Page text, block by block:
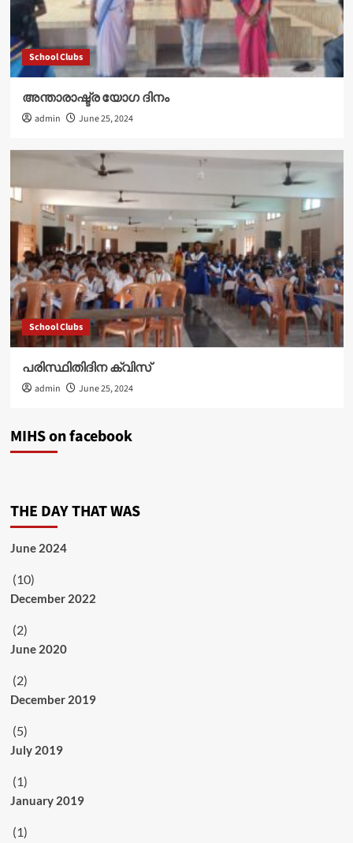
School Clubs
അന്താരാഷ്ട്ര യോഗ ദിനം
admin June 25, 2024
School Clubs
പരിസ്ഥിതിദിന ക്വിസ്
admin June 25, 2024
MIHS on facebook
THE DAY THAT WAS
June 2024
(10)
December 2022
(2)
June 2020
(2)
December 2019
(5)
July 2019
(1)
January 2019
(1)